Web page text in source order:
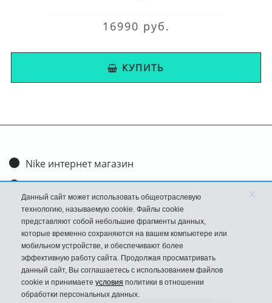
16990 руб.
КУПИТЬ
Nike интернет магазин
Доставка и оплата
Обмен и возврат
Размеры
FAQ
Новости
Политика Конфиденциальности
Данный сайт может использовать общеотраслевую
технологию, называемую cookie. Файлы cookie
представляют собой небольшие фрагменты данных,
которые временно сохраняются на вашем компьютере или
мобильном устройстве, и обеспечивают более
эффективную работу сайта. Продолжая просматривать
данный сайт, Вы соглашаетесь с использованием файлов
cookie и принимаете условия политики в отношении
обработки персональных данных.
×